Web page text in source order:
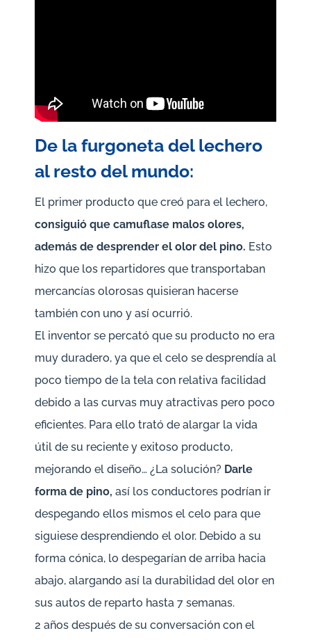
De la furgoneta del lechero
al resto del mundo:
El primer producto que creó para el lechero,
consiguió que camuflase malos olores,
además de desprender el olor del pino. Esto
hizo que los repartidores que transportaban
mercancías olorosas quisieran hacerse
también con uno y así ocurrió.
El inventor se percató que su producto no era
muy duradero, ya que el celo se desprendía al
poco tiempo de la tela con relativa facilidad
debido a las curvas muy atractivas pero poco
eficientes. Para ello trató de alargar la vida
útil de su reciente y exitoso producto,
mejorando el diseño… ¿La solución? Darle
forma de pino, así los conductores podrían ir
despegando ellos mismos el celo para que
siguiese desprendiendo el olor. Debido a su
forma cónica, lo despegarían de arriba hacia
abajo, alargando así la durabilidad del olor en
sus autos de reparto hasta 7 semanas.
2 años después de su conversación con el